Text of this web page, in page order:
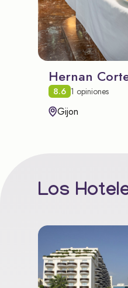
Hernan
8.6 1 opiniones
Gijon
Los